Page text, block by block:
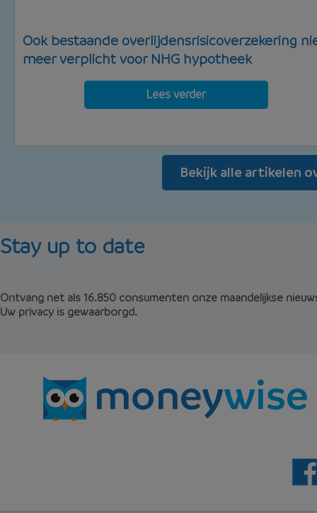
Ook bestaande overlijdensrisicoverzekering
meer verplicht voor NHG hypotheek
Lees verder
Bekijk alle artikelen
Stay up to date
Ontvang net als 16.850 consumenten onze maandelijkse
Uw privacy is gewaarborgd.